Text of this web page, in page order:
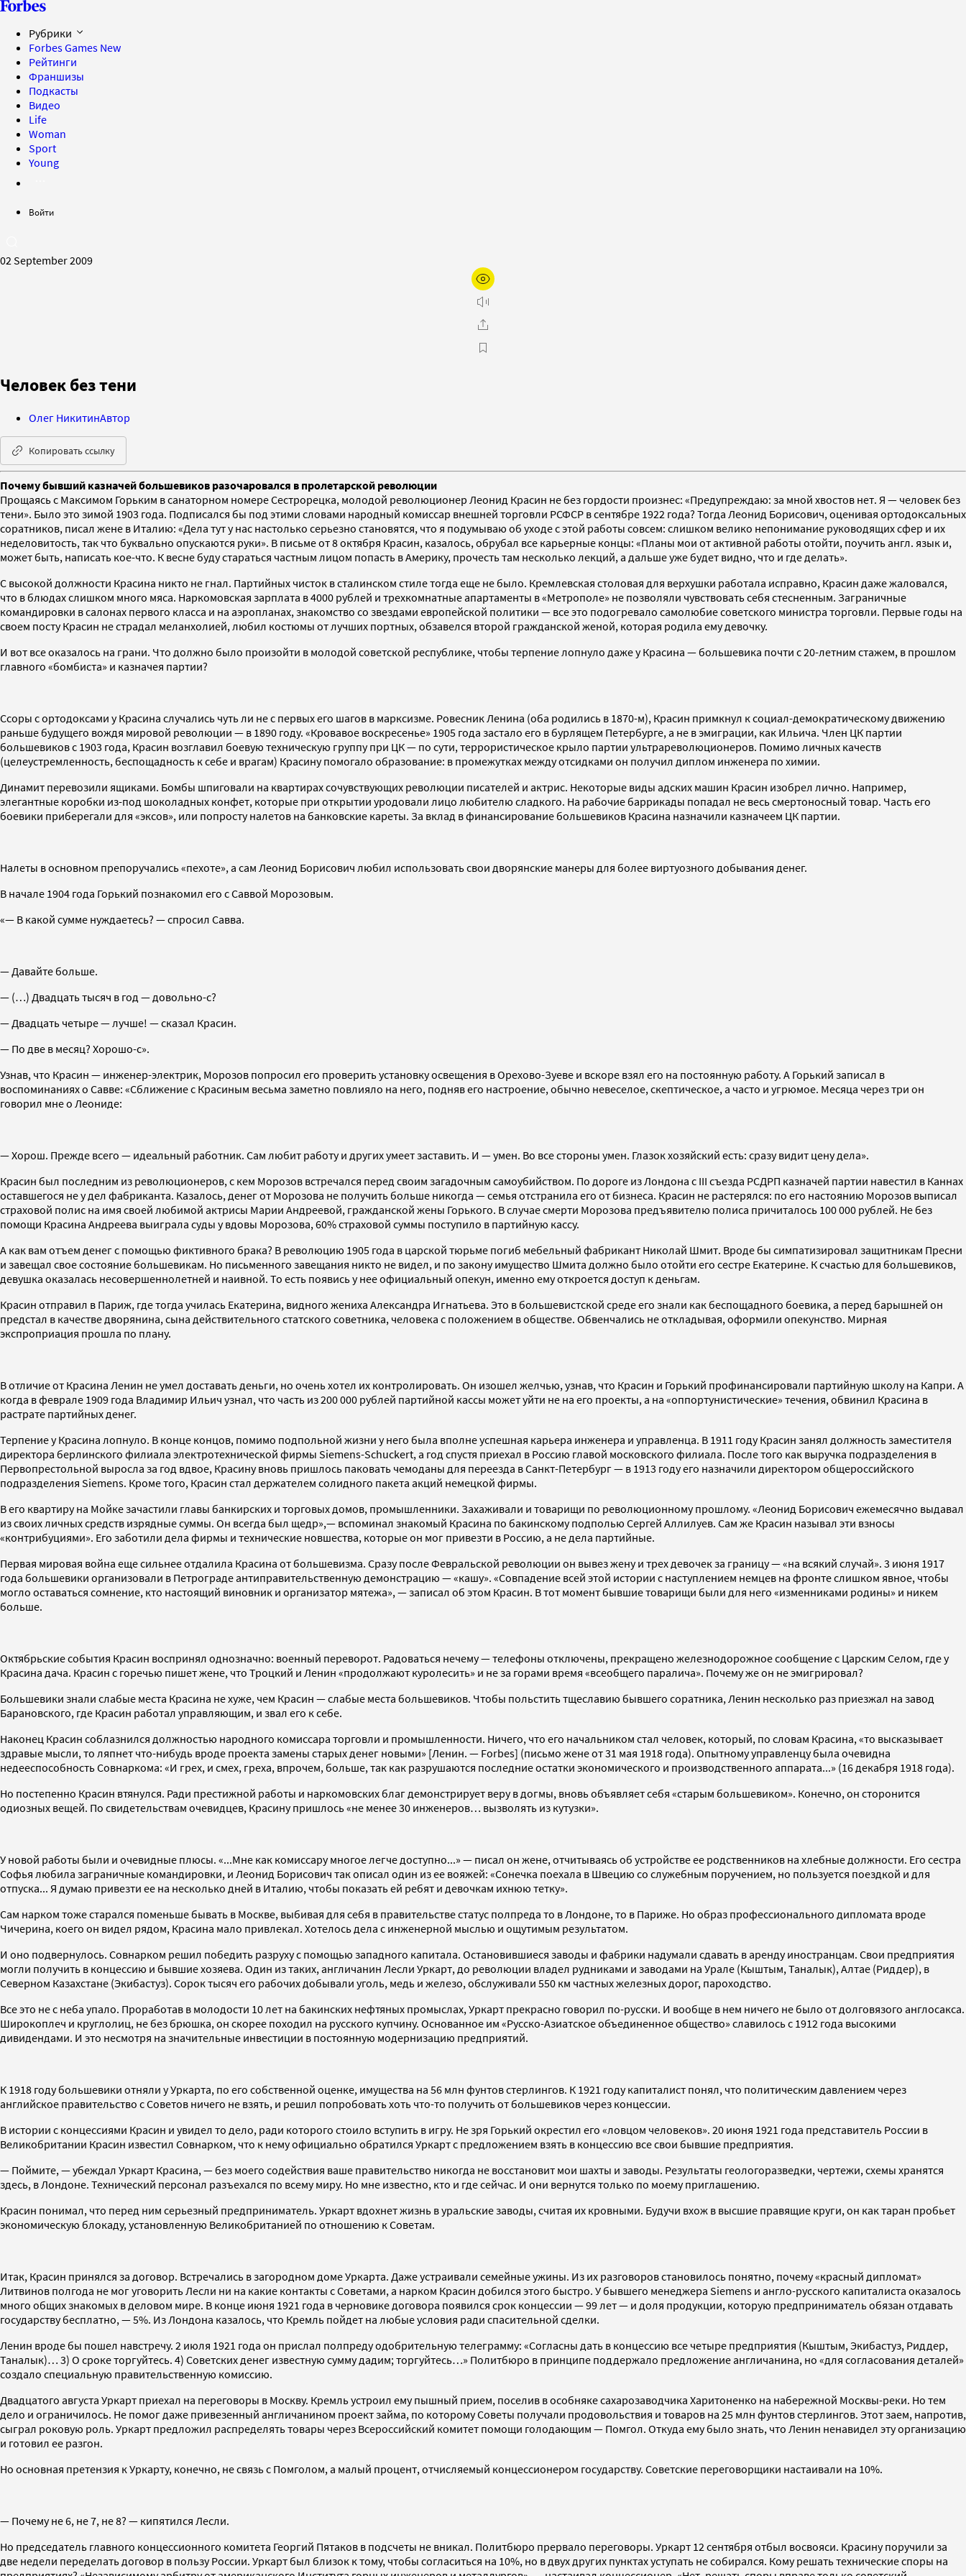
Рубрики
Forbes Games New
Рейтинги
Франшизы
Подкасты
Видео
Life
Woman
Sport
Young
Войти
02 September 2009
Человек без тени
Олег НикитинАвтор
Копировать ссылку
Почему бывший казначей большевиков разочаровался в пролетарской революции
Прощаясь с Максимом Горьким в санаторном номере Сестрорецка, молодой революционер Леонид Красин не без гордости произнес: «Предупреждаю: за мной хвостов нет. Я — человек без
тени». Было это зимой 1903 года. Подписался бы под этими словами народный комиссар внешней торговли РСФСР в сентябре 1922 года? Тогда Леонид Борисович, оценивая ортодоксальных
соратников, писал жене в Италию: «Дела тут у нас настолько серьезно становятся, что я подумываю об уходе с этой работы совсем: слишком велико непонимание руководящих сфер и их
неделовитость, так что буквально опускаются руки». В письме от 8 октября Красин, казалось, обрубал все карьерные концы: «Планы мои от активной работы отойти, поучить англ. язык и,
может быть, написать кое-что. К весне буду стараться частным лицом попасть в Америку, прочесть там несколько лекций, а дальше уже будет видно, что и где делать».
С высокой должности Красина никто не гнал. Партийных чисток в сталинском стиле тогда еще не было. Кремлевская столовая для верхушки работала исправно, Красин даже жаловался,
что в блюдах слишком много мяса. Наркомовская зарплата в 4000 рублей и трехкомнатные апартаменты в «Метрополе» не позволяли чувствовать себя стесненным. Заграничные
командировки в салонах первого класса и на аэропланах, знакомство со звездами европейской политики — все это подогревало самолюбие советского министра торговли. Первые годы на
своем посту Красин не страдал меланхолией, любил костюмы от лучших портных, обзавелся второй гражданской женой, которая родила ему девочку.
И вот все оказалось на грани. Что должно было произойти в молодой советской республике, чтобы терпение лопнуло даже у Красина — большевика почти с 20-летним стажем, в прошлом
главного «бомбиста» и казначея партии?
Ссоры с ортодоксами у Красина случались чуть ли не с первых его шагов в марксизме. Ровесник Ленина (оба родились в 1870-м), Красин примкнул к социал-демократическому движению
раньше будущего вождя мировой революции — в 1890 году. «Кровавое воскресенье» 1905 года застало его в бурлящем Петербурге, а не в эмиграции, как Ильича. Член ЦК партии
большевиков с 1903 года, Красин возглавил боевую техническую группу при ЦК — по сути, террористическое крыло партии ультрареволюционеров. Помимо личных качеств
(целеустремленность, беспощадность к себе и врагам) Красину помогало образование: в промежутках между отсидками он получил диплом инженера по химии.
Динамит перевозили ящиками. Бомбы шпиговали на квартирах сочувствующих революции писателей и актрис. Некоторые виды адских машин Красин изобрел лично. Например,
элегантные коробки из-под шоколадных конфет, которые при открытии уродовали лицо любителю сладкого. На рабочие баррикады попадал не весь смертоносный товар. Часть его
боевики приберегали для «эксов», или попросту налетов на банковские кареты. За вклад в финансирование большевиков Красина назначили казначеем ЦК партии.
Налеты в основном препоручались «пехоте», а сам Леонид Борисович любил использовать свои дворянские манеры для более виртуозного добывания денег.
В начале 1904 года Горький познакомил его с Саввой Морозовым.
«— В какой сумме нуждаетесь? — спросил Савва.
— Давайте больше.
— (…) Двадцать тысяч в год — довольно-с?
— Двадцать четыре — лучше! — сказал Красин.
— По две в месяц? Хорошо-с».
Узнав, что Красин — инженер-электрик, Морозов попросил его проверить установку освещения в Орехово-Зуеве и вскоре взял его на постоянную работу. А Горький записал в
воспоминаниях о Савве: «Сближение с Красиным весьма заметно повлияло на него, подняв его настроение, обычно невеселое, скептическое, а часто и угрюмое. Месяца через три он
говорил мне о Леониде:
— Хорош. Прежде всего — идеальный работник. Сам любит работу и других умеет заставить. И — умен. Во все стороны умен. Глазок хозяйский есть: сразу видит цену дела».
Красин был последним из революционеров, с кем Морозов встречался перед своим загадочным самоубийством. По дороге из Лондона с III съезда РСДРП казначей партии навестил в Каннах
оставшегося не у дел фабриканта. Казалось, денег от Морозова не получить больше никогда — семья отстранила его от бизнеса. Красин не растерялся: по его настоянию Морозов выписал
страховой полис на имя своей любимой актрисы Марии Андреевой, гражданской жены Горького. В случае смерти Морозова предъявителю полиса причиталось 100 000 рублей. Не без
помощи Красина Андреева выиграла суды у вдовы Морозова, 60% страховой суммы поступило в партийную кассу.
А как вам отъем денег с помощью фиктивного брака? В революцию 1905 года в царской тюрьме погиб мебельный фабрикант Николай Шмит. Вроде бы симпатизировал защитникам Пресни
и завещал свое состояние большевикам. Но письменного завещания никто не видел, и по закону имущество Шмита должно было отойти его сестре Екатерине. К счастью для большевиков,
девушка оказалась несовершеннолетней и наивной. То есть появись у нее официальный опекун, именно ему откроется доступ к деньгам.
Красин отправил в Париж, где тогда училась Екатерина, видного жениха Александра Игнатьева. Это в большевистской среде его знали как беспощадного боевика, а перед барышней он
предстал в качестве дворянина, сына действительного статского советника, человека с положением в обществе. Обвенчались не откладывая, оформили опекунство. Мирная
экспроприация прошла по плану.
В отличие от Красина Ленин не умел доставать деньги, но очень хотел их контролировать. Он изошел желчью, узнав, что Красин и Горький профинансировали партийную школу на Капри. А
когда в феврале 1909 года Владимир Ильич узнал, что часть из 200 000 рублей партийной кассы может уйти не на его проекты, а на «оппортунистические» течения, обвинил Красина в
растрате партийных денег.
Терпение у Красина лопнуло. В конце концов, помимо подпольной жизни у него была вполне успешная карьера инженера и управленца. В 1911 году Красин занял должность заместителя
директора берлинского филиала электротехнической фирмы Siemens-Schuckert, а год спустя приехал в Россию главой московского филиала. После того как выручка подразделения в
Первопрестольной выросла за год вдвое, Красину вновь пришлось паковать чемоданы для переезда в Санкт-Петербург — в 1913 году его назначили директором общероссийского
подразделения Siemens. Кроме того, Красин стал держателем солидного пакета акций немецкой фирмы.
В его квартиру на Мойке зачастили главы банкирских и торговых домов, промышленники. Захаживали и товарищи по революционному прошлому. «Леонид Борисович ежемесячно выдавал
из своих личных средств изрядные суммы. Он всегда был щедр»,— вспоминал знакомый Красина по бакинскому подполью Сергей Аллилуев. Сам же Красин называл эти взносы
«контрибуциями». Его заботили дела фирмы и технические новшества, которые он мог привезти в Россию, а не дела партийные.
Первая мировая война еще сильнее отдалила Красина от большевизма. Сразу после Февральской революции он вывез жену и трех девочек за границу — «на всякий случай». 3 июня 1917
года большевики организовали в Петрограде антиправительственную демонстрацию — «кашу». «Совпадение всей этой истории с наступлением немцев на фронте слишком явное, чтобы
могло оставаться сомнение, кто настоящий виновник и организатор мятежа», — записал об этом Красин. В тот момент бывшие товарищи были для него «изменниками родины» и никем
больше.
Октябрьские события Красин воспринял однозначно: военный переворот. Радоваться нечему — телефоны отключены, прекращено железнодорожное сообщение с Царским Селом, где у
Красина дача. Красин с горечью пишет жене, что Троцкий и Ленин «продолжают куролесить» и не за горами время «всеобщего паралича». Почему же он не эмигрировал?
Большевики знали слабые места Красина не хуже, чем Красин — слабые места большевиков. Чтобы польстить тщеславию бывшего соратника, Ленин несколько раз приезжал на завод
Барановского, где Красин работал управляющим, и звал его к себе.
Наконец Красин соблазнился должностью народного комиссара торговли и промышленности. Ничего, что его начальником стал человек, который, по словам Красина, «то высказывает
здравые мысли, то ляпнет что-нибудь вроде проекта замены старых денег новыми» [Ленин. — Forbes] (письмо жене от 31 мая 1918 года). Опытному управленцу была очевидна
недееспособность Совнаркома: «И грех, и смех, греха, впрочем, больше, так как разрушаются последние остатки экономического и производственного аппарата...» (16 декабря 1918 года).
Но постепенно Красин втянулся. Ради престижной работы и наркомовских благ демонстрирует веру в догмы, вновь объявляет себя «старым большевиком». Конечно, он сторонится
одиозных вещей. По свидетельствам очевидцев, Красину пришлось «не менее 30 инженеров… вызволять из кутузки».
У новой работы были и очевидные плюсы. «...Мне как комиссару многое легче доступно...» — писал он жене, отчитываясь об устройстве ее родственников на хлебные должности. Его сестра
Софья любила заграничные командировки, и Леонид Борисович так описал один из ее вояжей: «Сонечка поехала в Швецию со служебным поручением, но пользуется поездкой и для
отпуска... Я думаю привезти ее на несколько дней в Италию, чтобы показать ей ребят и девочкам ихнюю тетку».
Сам нарком тоже старался поменьше бывать в Москве, выбивая для себя в правительстве статус полпреда то в Лондоне, то в Париже. Но образ профессионального дипломата вроде
Чичерина, коего он видел рядом, Красина мало привлекал. Хотелось дела с инженерной мыслью и ощутимым результатом.
И оно подвернулось. Совнарком решил победить разруху с помощью западного капитала. Остановившиеся заводы и фабрики надумали сдавать в аренду иностранцам. Свои предприятия
могли получить в концессию и бывшие хозяева. Один из таких, англичанин Лесли Уркарт, до революции владел рудниками и заводами на Урале (Кыштым, Таналык), Алтае (Риддер), в
Северном Казахстане (Экибастуз). Сорок тысяч его рабочих добывали уголь, медь и железо, обслуживали 550 км частных железных дорог, пароходство.
Все это не с неба упало. Проработав в молодости 10 лет на бакинских нефтяных промыслах, Уркарт прекрасно говорил по-русски. И вообще в нем ничего не было от долговязого англосакса.
Широкоплеч и круглолиц, не без брюшка, он скорее походил на русского купчину. Основанное им «Русско-Азиатское объединенное общество» славилось с 1912 года высокими
дивидендами. И это несмотря на значительные инвестиции в постоянную модернизацию предприятий.
К 1918 году большевики отняли у Уркарта, по его собственной оценке, имущества на 56 млн фунтов стерлингов. К 1921 году капиталист понял, что политическим давлением через
английское правительство с Советов ничего не взять, и решил попробовать хоть что-то получить от большевиков через концессии.
В истории с концессиями Красин и увидел то дело, ради которого стоило вступить в игру. Не зря Горький окрестил его «ловцом человеков». 20 июня 1921 года представитель России в
Великобритании Красин известил Совнарком, что к нему официально обратился Уркарт с предложением взять в концессию все свои бывшие предприятия.
— Поймите, — убеждал Уркарт Красина, — без моего содействия ваше правительство никогда не восстановит мои шахты и заводы. Результаты геологоразведки, чертежи, схемы хранятся
здесь, в Лондоне. Технический персонал разъехался по всему миру. Но мне известно, кто и где сейчас. И они вернутся только по моему приглашению.
Красин понимал, что перед ним серьезный предприниматель. Уркарт вдохнет жизнь в уральские заводы, считая их кровными. Будучи вхож в высшие правящие круги, он как таран пробьет
экономическую блокаду, установленную Великобританией по отношению к Советам.
Итак, Красин принялся за договор. Встречались в загородном доме Уркарта. Даже устраивали семейные ужины. Из их разговоров становилось понятно, почему «красный дипломат»
Литвинов полгода не мог уговорить Лесли ни на какие контакты с Советами, а нарком Красин добился этого быстро. У бывшего менеджера Siemens и англо-русского капиталиста оказалось
много общих знакомых в деловом мире. В конце июня 1921 года в черновике договора появился срок концессии — 99 лет — и доля продукции, которую предприниматель обязан отдавать
государству бесплатно, — 5%. Из Лондона казалось, что Кремль пойдет на любые условия ради спасительной сделки.
Ленин вроде бы пошел навстречу. 2 июля 1921 года он прислал полпреду одобрительную телеграмму: «Согласны дать в концессию все четыре предприятия (Кыштым, Экибастуз, Риддер,
Таналык)… 3) О сроке торгуйтесь. 4) Советских денег известную сумму дадим; торгуйтесь…» Политбюро в принципе поддержало предложение англичанина, но «для согласования деталей»
создало специальную правительственную комиссию.
Двадцатого августа Уркарт приехал на переговоры в Москву. Кремль устроил ему пышный прием, поселив в особняке сахарозаводчика Харитоненко на набережной Москвы-реки. Но тем
дело и ограничилось. Не помог даже привезенный англичанином проект займа, по которому Советы получали продовольствия и товаров на 25 млн фунтов стерлингов. Этот заем, напротив,
сыграл роковую роль. Уркарт предложил распределять товары через Всероссийский комитет помощи голодающим — Помгол. Откуда ему было знать, что Ленин ненавидел эту организацию
и готовил ее разгон.
Но основная претензия к Уркарту, конечно, не связь с Помголом, а малый процент, отчисляемый концессионером государству. Советские переговорщики настаивали на 10%.
— Почему не 6, не 7, не 8? — кипятился Лесли.
Но председатель главного концессионного комитета Георгий Пятаков в подсчеты не вникал. Политбюро прервало переговоры. Уркарт 12 сентября отбыл восвояси. Красину поручили за
две недели переделать договор в пользу России. Уркарт был близок к тому, чтобы согласиться на 10%, но в двух других пунктах уступать не собирался. Кому решать технические споры на